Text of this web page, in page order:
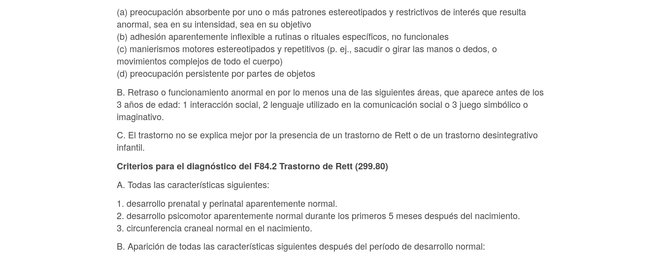
(a) preocupación absorbente por uno o más patrones estereotipados y restrictivos de interés que resulta
anormal, sea en su intensidad, sea en su objetivo
(b) adhesión aparentemente inflexible a rutinas o rituales específicos, no funcionales
(c) manierismos motores estereotipados y repetitivos (p. ej., sacudir o girar las manos o dedos, o
movimientos complejos de todo el cuerpo)
(d) preocupación persistente por partes de objetos
B. Retraso o funcionamiento anormal en por lo menos una de las siguientes áreas, que aparece antes de los
3 años de edad: 1 interacción social, 2 lenguaje utilizado en la comunicación social o 3 juego simbólico o
imaginativo.
C. El trastorno no se explica mejor por la presencia de un trastorno de Rett o de un trastorno desintegrativo
infantil.
Criterios para el diagnóstico del F84.2 Trastorno de Rett (299.80)
A. Todas las características siguientes:
1. desarrollo prenatal y perinatal aparentemente normal.
2. desarrollo psicomotor aparentemente normal durante los primeros 5 meses después del nacimiento.
3. circunferencia craneal normal en el nacimiento.
B. Aparición de todas las características siguientes después del período de desarrollo normal: